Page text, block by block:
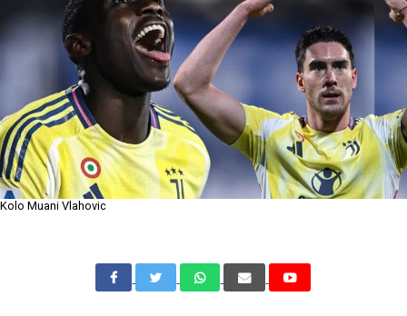
Kolo Muani Vlahovic